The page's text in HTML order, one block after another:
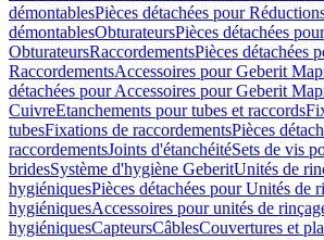
démontablesPièces détachées pour
démontablesObturateursPièces détachées pour
ObturateursRaccordementsPièces détachées
RaccordementsAccessoires pour Geberit
détachées pour Accessoires pour Geberit
CuivreEtanchements pour tubes et raccords
tubesFixations de raccordementsPièces
raccordementsJoints d'étanchéitéSets de vis
bridesSystème d'hygiène GeberitUnités de
hygiéniquesPièces détachées pour Unités de
hygiéniquesAccessoires pour unités de
hygiéniquesCapteursCâblesCouvertures et